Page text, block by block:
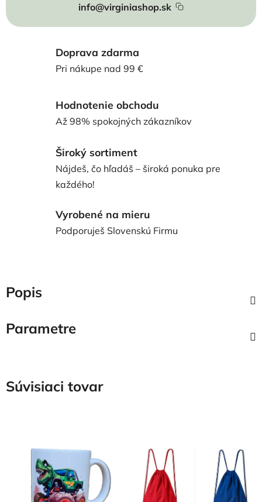
info@virginiashop.sk
Doprava zdarma
Pri nákupe nad 99 €
Hodnotenie obchodu
Až 98% spokojných zákazníkov
Široký sortiment
Nájdeš, čo hľadáš – široká ponuka pre
každého!
Vyrobené na mieru
Podporuješ Slovenskú Firmu
Popis
Parametre
Súvisiaci tovar